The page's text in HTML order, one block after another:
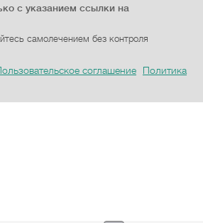
с указанием ссылки на
самолечением без контроля
соглашение
Политика